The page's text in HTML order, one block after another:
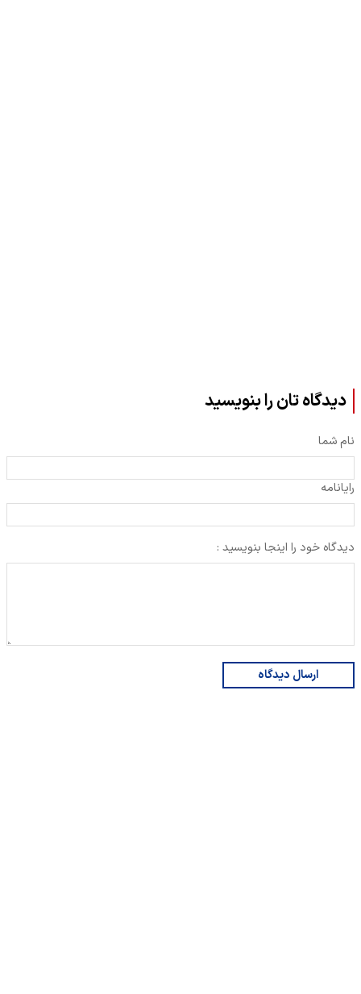
دیدگاه تان را بنویسید
نام شما
رایانامه
دیدگاه خود را اینجا بنویسید :
ارسال دیدگاه